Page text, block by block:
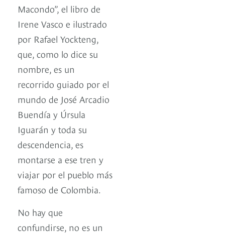
Macondo”, el libro de
Irene Vasco e ilustrado
por Rafael Yockteng,
que, como lo dice su
nombre, es un
recorrido guiado por el
mundo de José Arcadio
Buendía y Úrsula
Iguarán y toda su
descendencia, es
montarse a ese tren y
viajar por el pueblo más
famoso de Colombia.
No hay que
confundirse, no es un